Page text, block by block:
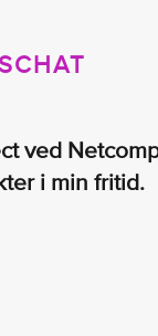
ved
i min fritid.